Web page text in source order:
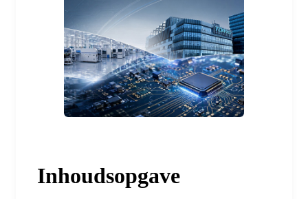
Inhoudsopgave